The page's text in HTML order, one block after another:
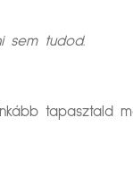
sem tudod.
tapasztald